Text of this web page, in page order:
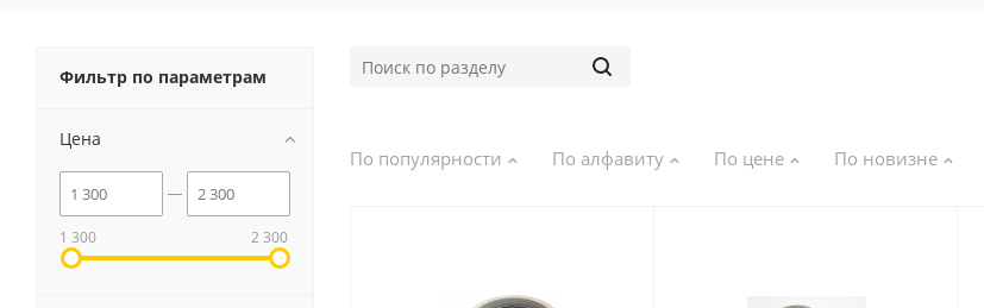
По популярности По алфавиту По цене По новизне
Фильтр по параметрам
Цена
1 300 2 300